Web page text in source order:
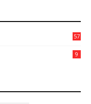
57
9